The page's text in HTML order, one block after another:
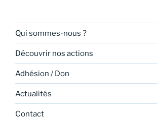
Qui sommes-nous ?
Découvrir nos actions
Adhésion / Don
Actualités
Contact